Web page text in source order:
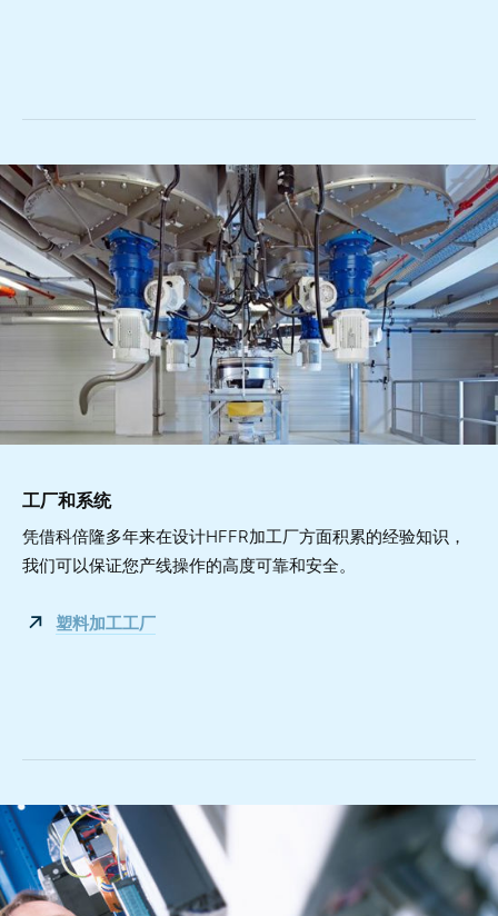
工厂和系统
凭借科倍隆多年来在设计HFFR加工厂方面积累的经验知识，
我们可以保证您产线操作的高度可靠和安全。
塑料加工工厂